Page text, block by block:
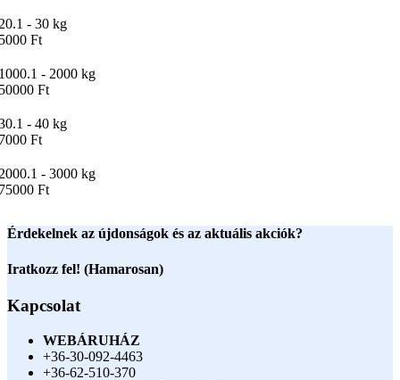
- 30 kg
Ft
- 2000 kg
Ft
- 40 kg
Ft
- 3000 kg
Ft
Érdekelnek az újdonságok és az aktuális akciók?
Iratkozz fel! (Hamarosan)
Kapcsolat
WEBÁRUHÁZ
+36-30-092-4463
+36-62-510-370